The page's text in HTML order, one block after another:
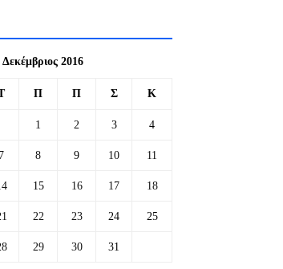
Δεκέμβριος 2016
Π Π Σ Κ
1 2 3 4
7 8 9 10 11
15 16 17 18
22 23 24 25
29 30
31